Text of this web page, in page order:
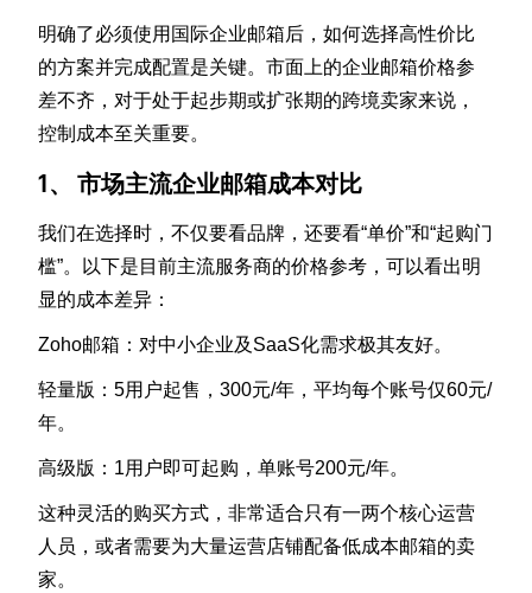
明确了必须使用国际企业邮箱后，如何选择高性价比
的方案并完成配置是关键。市面上的企业邮箱价格参
差不齐，对于处于起步期或扩张期的跨境卖家来说，
控制成本至关重要。
1、 市场主流企业邮箱成本对比
我们在选择时，不仅要看品牌，还要看“单价”和“起购门
槛”。以下是目前主流服务商的价格参考，可以看出明
显的成本差异：
Zoho邮箱：对中小企业及SaaS化需求极其友好。
轻量版：5用户起售，300元/年，平均每个账号仅60元/
年。
高级版：1用户即可起购，单账号200元/年。
这种灵活的购买方式，非常适合只有一两个核心运营
人员，或者需要为大量运营店铺配备低成本邮箱的卖
家。